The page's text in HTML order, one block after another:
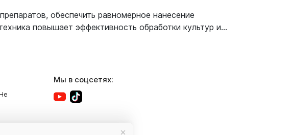
обеспечить равномерное нанесение
повышает эффективность обработки культур и
Мы в соцсетях: